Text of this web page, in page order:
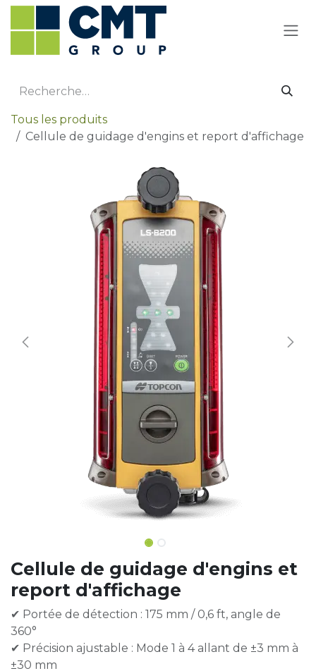
Se rendre au contenu
Tous les produits
Cellule de guidage d'engins et report d'affichage
Cellule de guidage d'engins et
report d'affichage
✔ Portée de détection : 175 mm / 0,6 ft, angle de
360°
✔ Précision ajustable : Mode 1 à 4 allant de ±3 mm à
±30 mm